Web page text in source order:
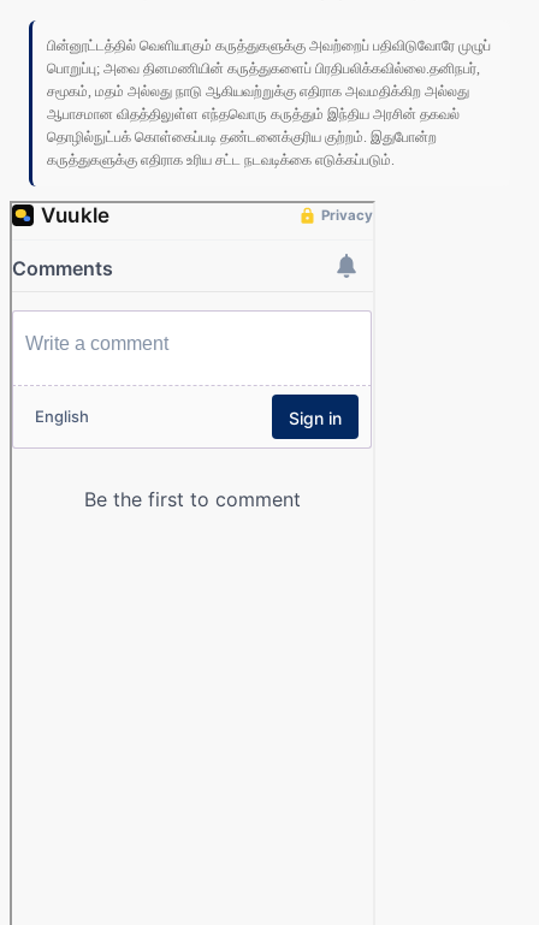
பின்னூட்டத்தில் வெளியாகும் கருத்துகளுக்கு அவற்றைப் பதிவிடுவோரே முழுப்
பொறுப்பு; அவை தினமணியின் கருத்துகளைப் பிரதிபலிக்கவில்லை.தனிநபர்,
சமூகம், மதம் அல்லது நாடு ஆகியவற்றுக்கு எதிராக அவமதிக்கிற அல்லது
ஆபாசமான விதத்திலுள்ள எந்தவொரு கருத்தும் இந்திய அரசின் தகவல்
தொழில்நுட்பக் கொள்கைப்படி தண்டனைக்குரிய குற்றம். இதுபோன்ற
கருத்துகளுக்கு எதிராக உரிய சட்ட நடவடிக்கை எடுக்கப்படும்.